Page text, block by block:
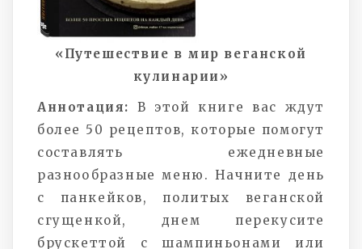
«Путешествие в мир веганской
кулинарии»
Аннотация: В этой книге вас ждут
более 50 рецептов, которые помогут
составлять ежедневные
разнообразные меню. Начните день
с панкейков, политых веганской
сгущенкой, днем перекусите
брускеттой с шампиньонами или